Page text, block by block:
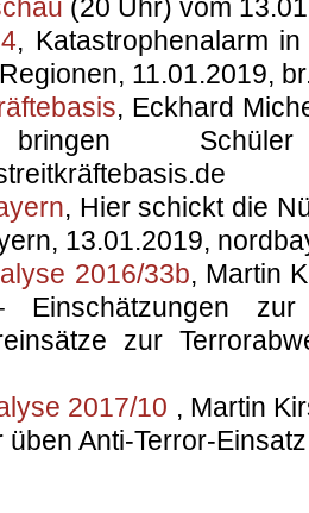
(20 Uhr) vom
, Katastrophenalarm
11.01.2019,
, Eckhard
, Hier schickt die
13.01.2019,
2016/33b, Martin
Einschätzungen
zur
2017/10 , Martin
üben Anti-Terror-